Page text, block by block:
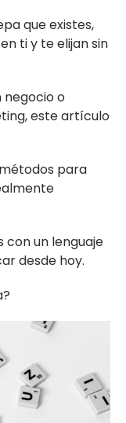
que existes,
ti y te elijan sin
negocio o
este artículo
para
con un lenguaje
desde hoy.